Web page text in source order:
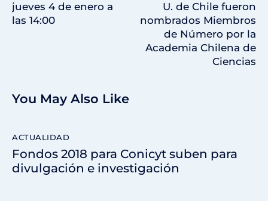
jueves 4 de enero a
las 14:00
U. de Chile fueron
nombrados Miembros
de Número por la
Academia Chilena de
Ciencias
You May Also Like
ACTUALIDAD
Fondos 2018 para Conicyt suben para
divulgación e investigación